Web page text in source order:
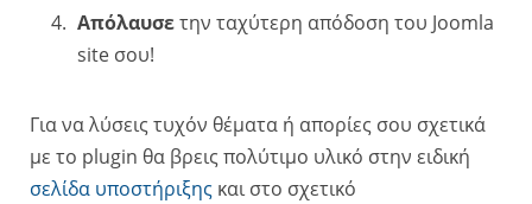
Απόλαυσετην ταχύτερη απόδοση του Joomla
site σου!
Για να λύσεις τυχόν θέματα ή απορίες σου σχετικά
με το plugin θα βρεις πολύτιμο υλικό στην ειδική
σελίδα υποστήριξης και στο σχετικό